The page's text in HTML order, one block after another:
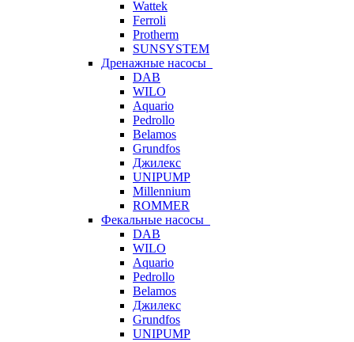
Wattek
Ferroli
Protherm
SUNSYSTEM
Дренажные насосы
DAB
WILO
Aquario
Pedrollo
Belamos
Grundfos
Джилекс
UNIPUMP
Millennium
ROMMER
Фекальные насосы
DAB
WILO
Aquario
Pedrollo
Belamos
Джилекс
Grundfos
UNIPUMP